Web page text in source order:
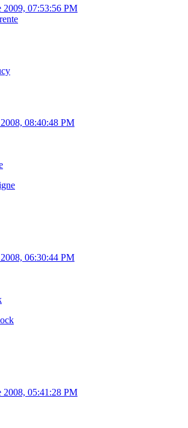
2009, 07:53:56 PM
08:40:48 PM
06:30:44 PM
2008, 05:41:28 PM